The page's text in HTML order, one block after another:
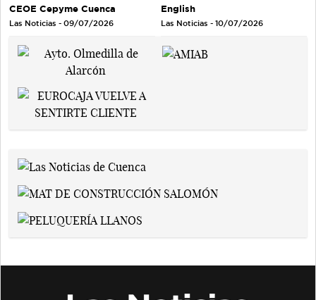
CEOE Cepyme Cuenca
Las Noticias - 09/07/2026
English
Las Noticias - 10/07/2026